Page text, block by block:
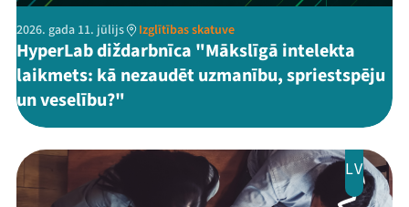
2026. gada 11. jūlijs Izglītības skatuve
HyperLab diždarbnīca "Mākslīgā intelekta
laikmets: kā nezaudēt uzmanību, spriestspēju
un veselību?"
LV